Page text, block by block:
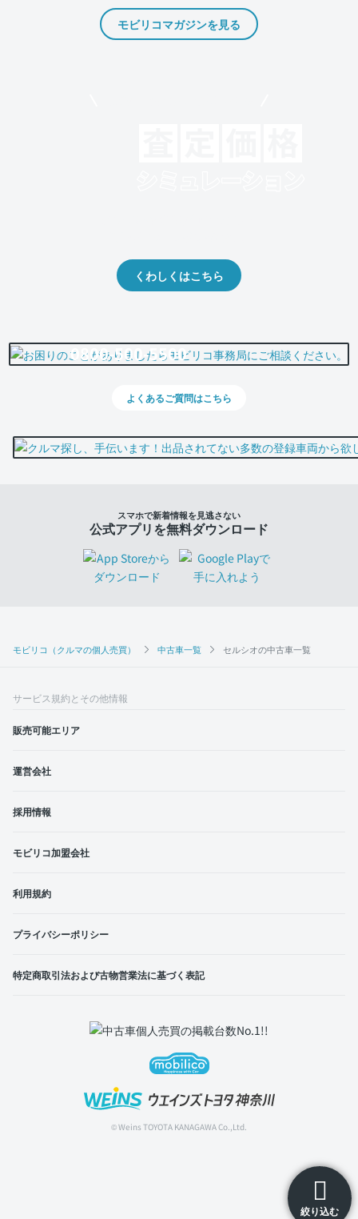
モビリコ（クルマの個人売買） 中古車一覧 セルシオの中古車一覧
絞り込む
モビリコマガジンを見る
くわしくはこちら
0800-500-5500
よくあるご質問はこちら
スマホで新着情報を見逃さない
公式アプリを無料ダウンロード
サービス規約とその他情報
販売可能エリア
運営会社
採用情報
モビリコ加盟会社
利用規約
プライバシーポリシー
特定商取引法および古物営業法に基づく表記
© Weins TOYOTA KANAGAWA Co.,Ltd.